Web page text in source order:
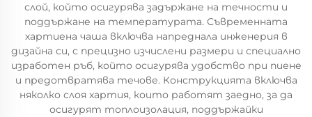
слой, който осигурява задържане на течности и
поддържане на температурата. Съвременната
хартиена чаша включва напреднала инженерия в
дизайна си, с прецизно изчислени размери и специално
изработен ръб, който осигурява удобство при пиене
и предотвратява течове. Конструкцията включва
няколко слоя хартия, които работят заедно, за да
осигурят топлоизолация, поддържайки